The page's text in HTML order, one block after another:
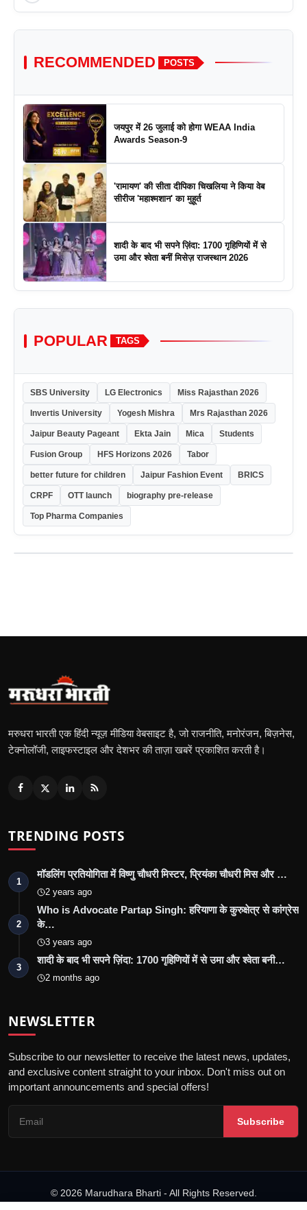
RECOMMENDED POSTS
जयपुर में 26 जुलाई को होगा WEAA India
Awards Season-9
'रामायण' की सीता दीपिका चिखलिया ने किया वेब
सीरीज 'महाश्मशान' का मुहूर्त
शादी के बाद भी सपने ज़िंदा: 1700 गृहिणियों में से
उमा और श्वेता बनीं मिसेज़ राजस्थान 2026
POPULAR TAGS
SBS University LG Electronics Miss Rajasthan 2026
Invertis University Yogesh Mishra Mrs Rajasthan 2026
Jaipur Beauty Pageant Ekta Jain Mica Students
Fusion Group HFS Horizons 2026 Tabor
better future for children Jaipur Fashion Event BRICS
CRPF OTT launch biography pre-release
Top Pharma Companies
मरुधरा भारती एक हिंदी न्यूज़ मीडिया वेबसाइट है, जो राजनीति, मनोरंजन, बिज़नेस,
टेक्नोलॉजी, लाइफस्टाइल और देशभर की ताज़ा खबरें प्रकाशित करती है।
TRENDING POSTS
1
मॉडलिंग प्रतियोगिता में विष्णु चौधरी मिस्टर, प्रियंका चौधरी मिस और …
2 years ago
2
Who is Advocate Partap Singh: हरियाणा के कुरुक्षेत्र से कांग्रेस
के…
3 years ago
3
शादी के बाद भी सपने ज़िंदा: 1700 गृहिणियों में से उमा और श्वेता बनी…
2 months ago
NEWSLETTER
Subscribe to our newsletter to receive the latest news, updates,
and exclusive content straight to your inbox. Don't miss out on
important announcements and special offers!
Subscribe
© 2026 Marudhara Bharti - All Rights Reserved.